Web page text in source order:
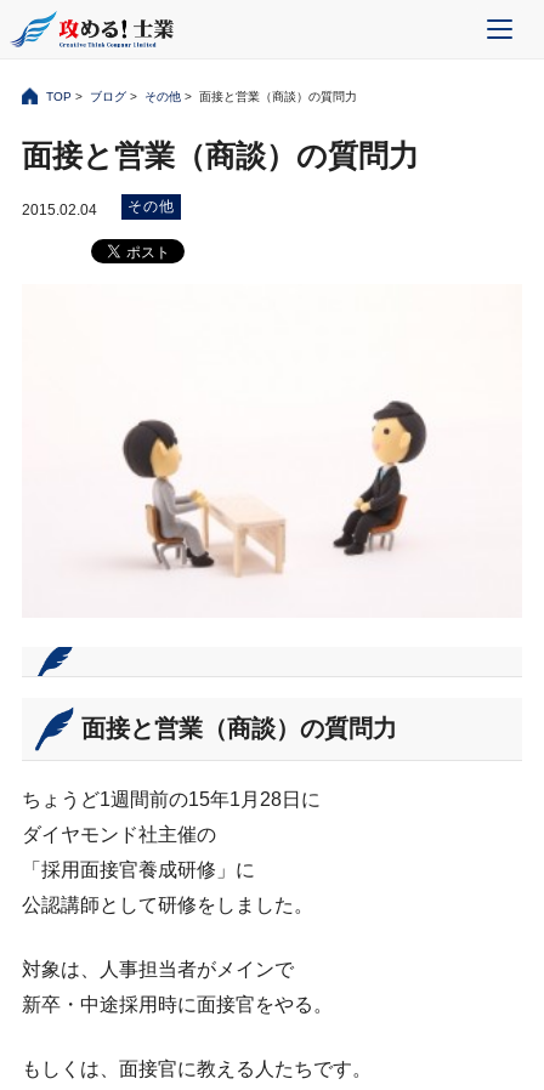
TOP> ブログ> その他> 面接と営業（商談）の質問力
面接と営業（商談）の質問力
2015.02.04 その他
面接と営業（商談）の質問力
ちょうど1週間前の15年1月28日に
ダイヤモンド社主催の
「採用面接官養成研修」に
公認講師として研修をしました。
対象は、人事担当者がメインで
新卒・中途採用時に面接官をやる。
もしくは、面接官に教える人たちです。